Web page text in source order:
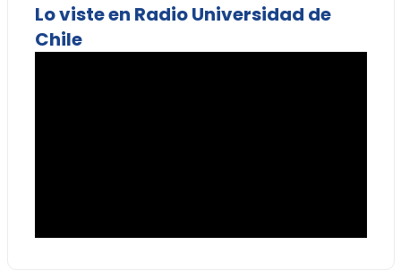
Lo viste en Radio Universidad de
Chile